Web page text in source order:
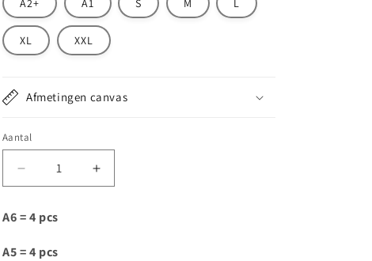
A2+ A1 S M L
XL XXL
Afmetingen canvas
Aantal
Aantal
verlagen
K100
Aantal
verhogen
A6 = 4 pcs
A5 = 4 pcs